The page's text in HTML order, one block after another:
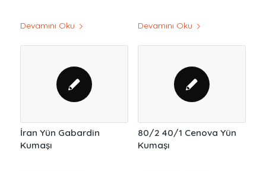
Devamını Oku Devamını Oku
İran Yün Gabardin
Kumaşı
80/2 40/1 Cenova Yün
Kumaşı